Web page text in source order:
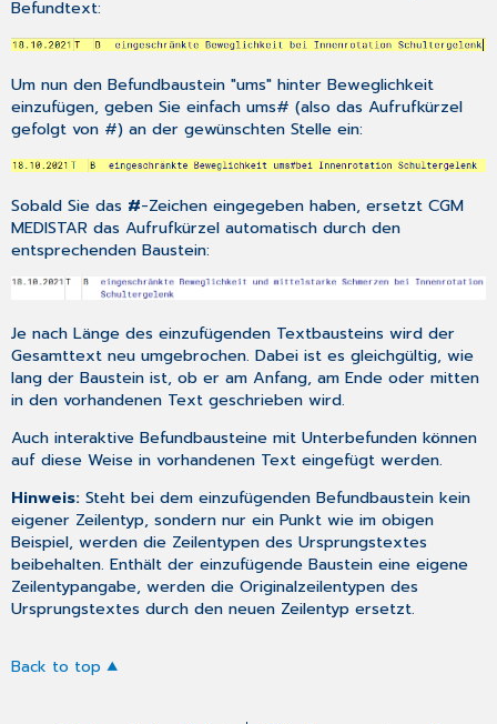
Befundtext:
Um nun den Befundbaustein "ums" hinter Beweglichkeit
einzufügen, geben Sie einfach ums# (also das Aufrufkürzel
gefolgt von #) an der gewünschten Stelle ein:
Sobald Sie das #-Zeichen eingegeben haben, ersetzt CGM
MEDISTAR das Aufrufkürzel automatisch durch den
entsprechenden Baustein:
Je nach Länge des einzufügenden Textbausteins wird der
Gesamttext neu umgebrochen. Dabei ist es gleichgültig, wie
lang der Baustein ist, ob er am Anfang, am Ende oder mitten
in den vorhandenen Text geschrieben wird.
Auch interaktive Befundbausteine mit Unterbefunden können
auf diese Weise in vorhandenen Text eingefügt werden.
Hinweis:Steht bei dem einzufügenden Befundbaustein kein
eigener Zeilentyp, sondern nur ein Punkt wie im obigen
Beispiel, werden die Zeilentypen des Ursprungstextes
beibehalten. Enthält der einzufügende Baustein eine eigene
Zeilentypangabe, werden die Originalzeilentypen des
Ursprungstextes durch den neuen Zeilentyp ersetzt.
Back to top